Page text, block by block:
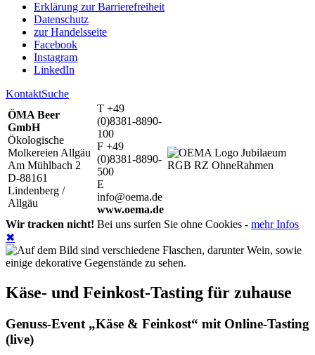
Erklärung zur Barrierefreiheit
Datenschutz
zur Handelsseite
Facebook
Instagram
LinkedIn
KontaktSuche
ÖMA Beer
GmbH
Ökologische
Molkereien Allgäu
Am Mühlbach 2
D-88161
Lindenberg /
Allgäu
T +49
(0)8381-8890-
100
F +49
(0)8381-8890-
500
E
info@oema.de
www.oema.de
Wir tracken nicht! Bei uns surfen Sie ohne Cookies - mehr Infos
✖
Käse- und Feinkost-Tasting für zuhause
Genuss-Event „Käse & Feinkost“ mit Online-Tasting
(live)